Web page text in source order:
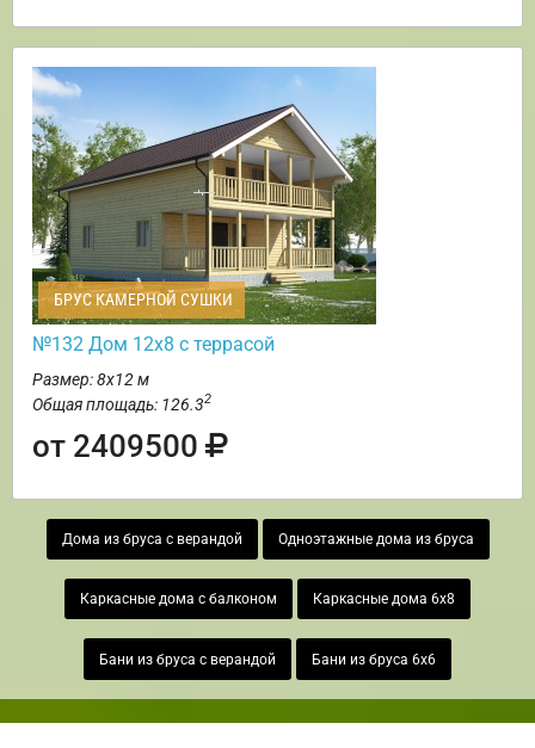
БРУС КАМЕРНОЙ СУШКИ
№132 Дом 12х8 с террасой
Размер: 8х12 м
Общая площадь: 126.32
от 2409500
Дома из бруса с верандой Одноэтажные дома из бруса
Каркасные дома с балконом Каркасные дома 6х8
Бани из бруса с верандой Бани из бруса 6х6